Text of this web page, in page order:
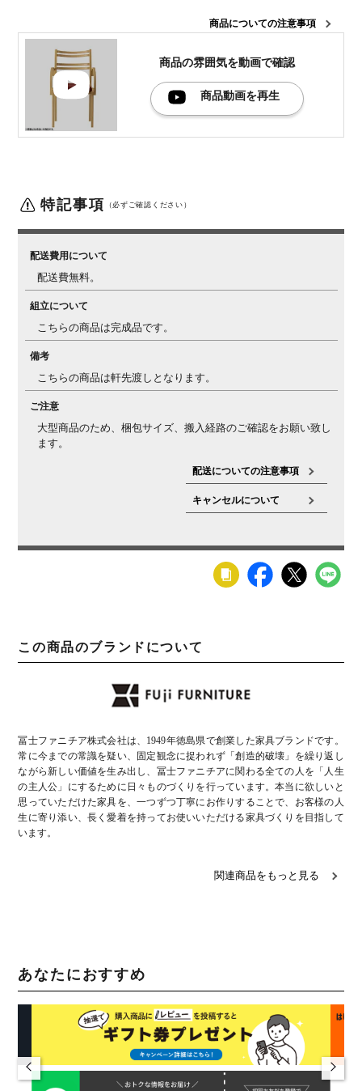
商品についての注意事項
商品の雰囲気を動画で確認
商品動画を再生
特記事項 （必ずご確認ください）
配送費用について
配送費無料。
組立について
こちらの商品は完成品です。
備考
こちらの商品は軒先渡しとなります。
ご注意
大型商品のため、梱包サイズ、搬入経路のご確認をお願い致し
ます。
配送についての注意事項
キャンセルについて
この商品のブランドについて
冨士ファニチア株式会社は、1949年徳島県で創業した家具ブランドです。
常に今までの常識を疑い、固定観念に捉われず「創造的破壊」を繰り返し
ながら新しい価値を生み出し、冨士ファニチアに関わる全ての人を「人生
の主人公」にするために日々ものづくりを行っています。本当に欲しいと
思っていただけた家具を、一つずつ丁寧にお作りすることで、お客様の人
生に寄り添い、長く愛着を持ってお使いいただける家具づくりを目指して
います。
関連商品をもっと見る
あなたにおすすめ